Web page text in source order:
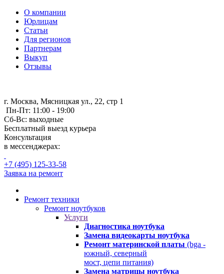
О компании
Юрлицам
Статьи
Для регионов
Партнерам
Выкуп
Отзывы
г. Москва, Мясницкая ул., 22, стр 1
Пн-Пт: 11:00 - 19:00
Сб-Вс: выходные
Бесплатный выезд курьера
Консультация
в мессенджерах:
+7 (495) 125-33-58
Заявка на ремонт
Ремонт техники
Ремонт ноутбуков
Услуги
Диагностика ноутбука
Замена видеокарты ноутбука
Ремонт материнской платы (bga -
южный, северный
мост, цепи питания)
Замена матрицы ноутбука